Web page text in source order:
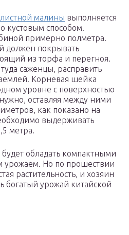
малины выполняется
кустовым способом.
примерно полметра.
должен покрывать
из торфа и перегноя.
саженцы, расправить
Корневая шейка
уровне с поверхностью
оставляя между ними
как показано на
выдерживать
метра.
обладать компактными
Но по прошествии
растительность, и хозяин
богатый урожай китайской